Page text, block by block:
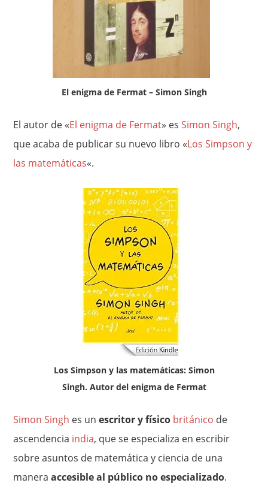
El enigma de Fermat – Simon Singh
El autor de «El enigma de Fermat» esSimon Singh,
que acaba de publicar su nuevo libro «Los Simpson y
las matemáticas«.
Los Simpson y las matemáticas: Simon
Singh. Autor del enigma de Fermat
Simon Singh es unescritor y físico británico de
ascendencia india, que se especializa en escribir
sobre asuntos de matemática y ciencia de una
maneraaccesible al público no especializado.